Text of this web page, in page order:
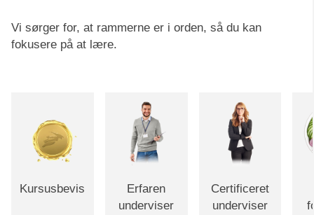
Vi sørger for, at rammerne er i orden, så du kan
fokusere på at lære.
Kursusbevis
Erfaren
underviser
Certificeret
underviser